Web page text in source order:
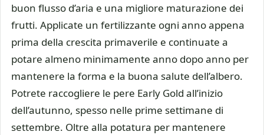
buon flusso d’aria e una migliore maturazione dei
frutti. Applicate un fertilizzante ogni anno appena
prima della crescita primaverile e continuate a
potare almeno minimamente anno dopo anno per
mantenere la forma e la buona salute dell’albero.
Potrete raccogliere le pere Early Gold all’inizio
dell’autunno, spesso nelle prime settimane di
settembre. Oltre alla potatura per mantenere